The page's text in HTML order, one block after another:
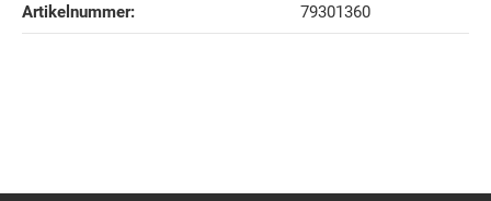
Artikelnummer: 79301360